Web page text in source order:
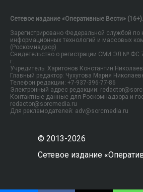
Сетевое издание «Оперативные Вести» (16+).
Зарегистрировано Федеральной службой по
информационных технологий и массовых
(Роскомнадзор).
Свидетельство о регистрации СМИ ЭЛ № ФС
г.
Учредитель: Харитонов Константин
Главный редактор: Чухутова Мария
Телефон редакции: +7-937-396-77-86
Электронный адрес редакции:
Контактные данные для Роскомнадзора и
redactor@sorcmedia.ru
Для рекламодателей: adv@sorcmedia.ru
© 2013-2026
Сетевое издание